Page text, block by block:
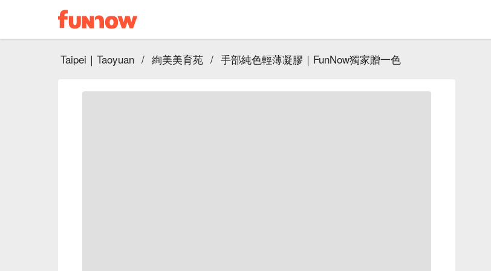
Taipei｜Taoyuan / 絢美美育苑 / 手部純色輕薄凝膠｜FunNow獨家贈一色